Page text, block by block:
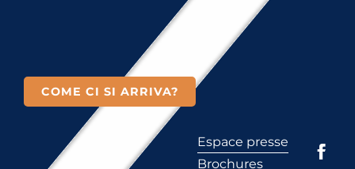
COME CI SI ARRIVA?
Espace presse
Brochures